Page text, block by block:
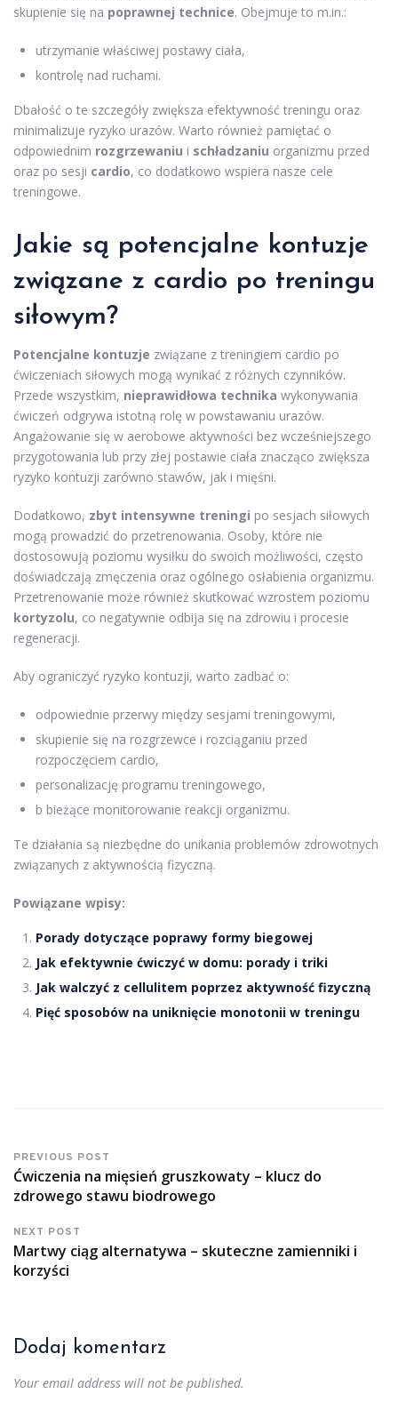
skupienie się na poprawnej technice. Obejmuje to m.in.:
utrzymanie właściwej postawy ciała,
kontrolę nad ruchami.
Dbałość o te szczegóły zwiększa efektywność treningu oraz
minimalizuje ryzyko urazów. Warto również pamiętać o
odpowiednim rozgrzewaniu i schładzaniu organizmu przed
oraz po sesji cardio, co dodatkowo wspiera nasze cele
treningowe.
Jakie są potencjalne kontuzje
związane z cardio po treningu
siłowym?
Potencjalne kontuzje związane z treningiem cardio po
ćwiczeniach siłowych mogą wynikać z różnych czynników.
Przede wszystkim, nieprawidłowa technika wykonywania
ćwiczeń odgrywa istotną rolę w powstawaniu urazów.
Angażowanie się w aerobowe aktywności bez wcześniejszego
przygotowania lub przy złej postawie ciała znacząco zwiększa
ryzyko kontuzji zarówno stawów, jak i mięśni.
Dodatkowo, zbyt intensywne treningi po sesjach siłowych
mogą prowadzić do przetrenowania. Osoby, które nie
dostosowują poziomu wysiłku do swoich możliwości, często
doświadczają zmęczenia oraz ogólnego osłabienia organizmu.
Przetrenowanie może również skutkować wzrostem poziomu
kortyzolu, co negatywnie odbija się na zdrowiu i procesie
regeneracji.
Aby ograniczyć ryzyko kontuzji, warto zadbać o:
odpowiednie przerwy między sesjami treningowymi,
skupienie się na rozgrzewce i rozciąganiu przed
rozpoczęciem cardio,
personalizację programu treningowego,
b bieżące monitorowanie reakcji organizmu.
Te działania są niezbędne do unikania problemów zdrowotnych
związanych z aktywnością fizyczną.
Powiązane wpisy:
Porady dotyczące poprawy formy biegowej
Jak efektywnie ćwiczyć w domu: porady i triki
Jak walczyć z cellulitem poprzez aktywność fizyczną
Pięć sposobów na uniknięcie monotonii w treningu
PREVIOUS POST
Ćwiczenia na mięsień gruszkowaty – klucz do
zdrowego stawu biodrowego
NEXT POST
Martwy ciąg alternatywa – skuteczne zamienniki i
korzyści
Dodaj komentarz
Your email address will not be published.